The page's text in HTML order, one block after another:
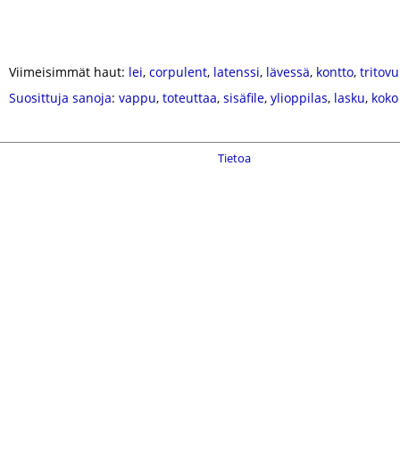
Viimeisimmät haut: lei, corpulent, latenssi, lävessä, kontto,
Suosittuja sanoja: vappu, toteuttaa, sisäfile, ylioppilas, lasku, koko
Tietoa